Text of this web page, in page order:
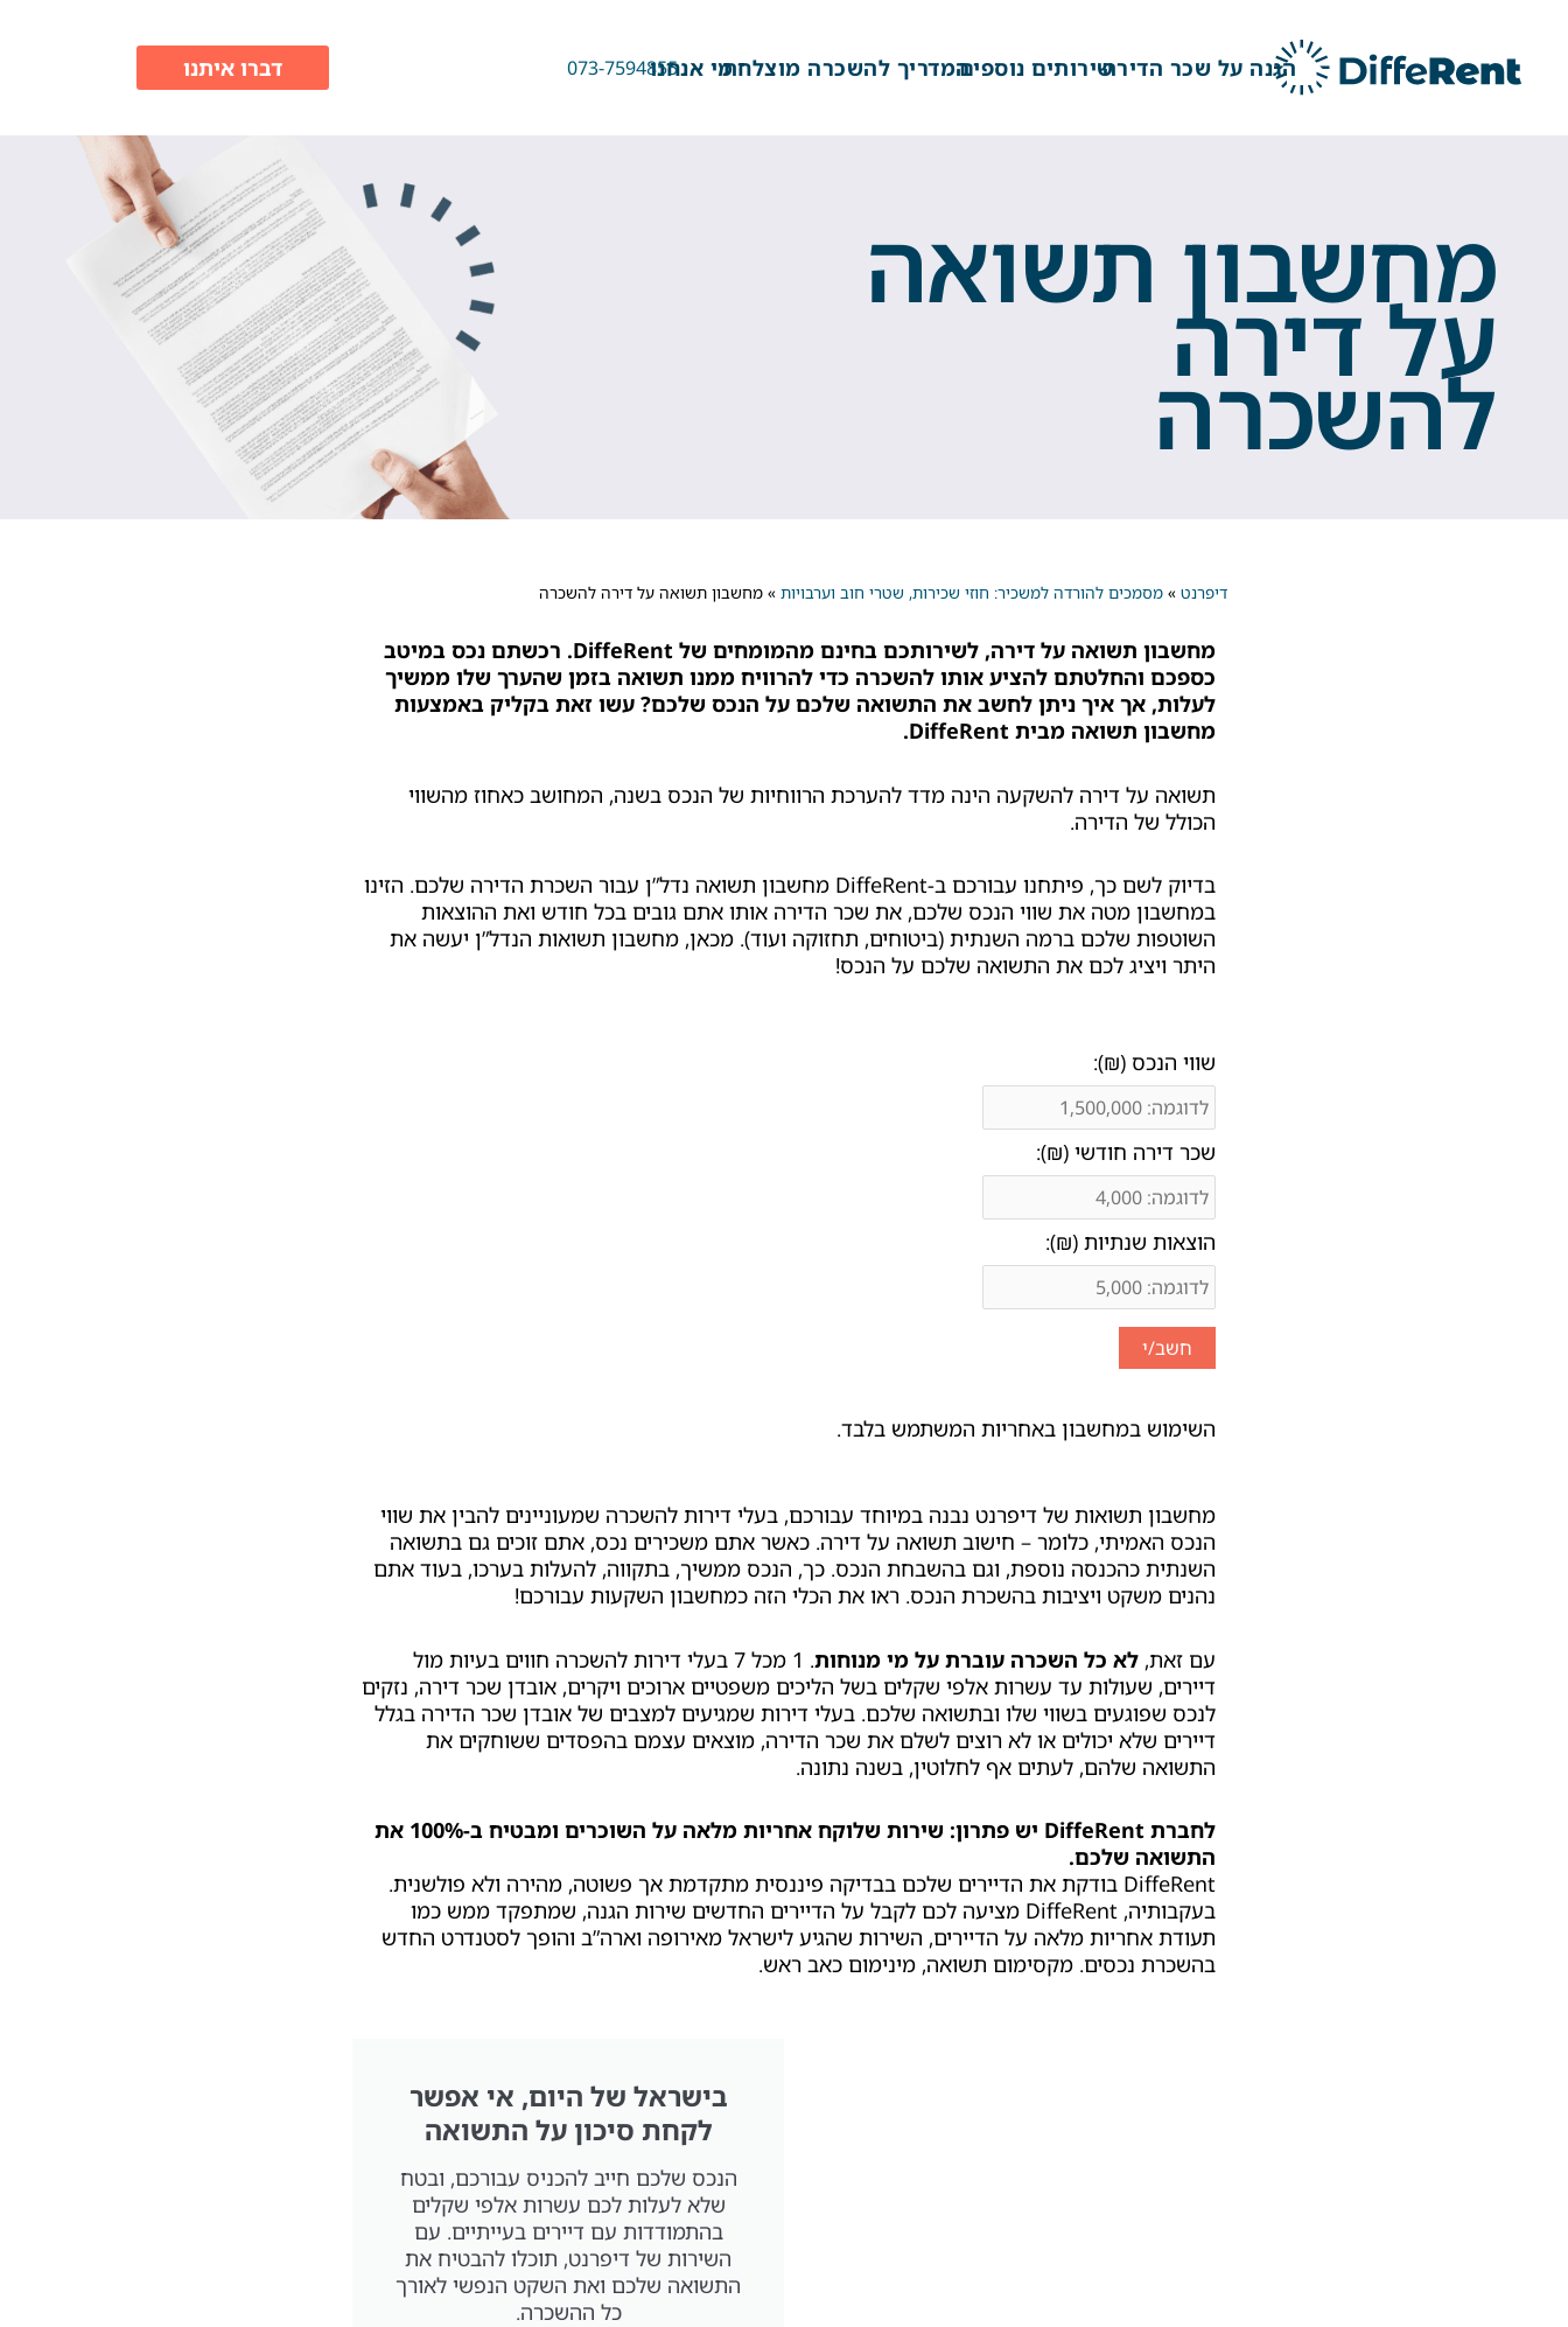
הגנה על שכר הדירהשירותים נוספיםהמדריך להשכרה מוצלחתמי אנחנו073-7594855 דברו איתנו
מחשבון תשואה
על דירה
להשכרה
דיפרנט »מסמכים להורדה למשכיר: חוזי שכירות, שטרי חוב וערבויות »מחשבון תשואה על דירה להשכרה
מחשבון תשואה על דירה, לשירותכם בחינם מהמומחים של DiffeRent. רכשתם נכס במיטב
כספכם והחלטתם להציע אותו להשכרה כדי להרוויח ממנו תשואה בזמן שהערך שלו ממשיך
לעלות, אך איך ניתן לחשב את התשואה שלכם על הנכס שלכם? עשו זאת בקליק באמצעות
מחשבון תשואה מבית DiffeRent.
תשואה על דירה להשקעה הינה מדד להערכת הרווחיות של הנכס בשנה, המחושב כאחוז מהשווי
הכולל של הדירה.
בדיוק לשם כך, פיתחנו עבורכם ב-DiffeRent מחשבון תשואה נדל”ן עבור השכרת הדירה שלכם. הזינו
במחשבון מטה את שווי הנכס שלכם, את שכר הדירה אותו אתם גובים בכל חודש ואת ההוצאות
השוטפות שלכם ברמה השנתית (ביטוחים, תחזוקה ועוד). מכאן, מחשבון תשואות הנדל”ן יעשה את
היתר ויציג לכם את התשואה שלכם על הנכס!
שווי הנכס (₪):
שכר דירה חודשי (₪):
הוצאות שנתיות (₪):
השימוש במחשבון באחריות המשתמש בלבד.
מחשבון תשואות של דיפרנט נבנה במיוחד עבורכם, בעלי דירות להשכרה שמעוניינים להבין את שווי
הנכס האמיתי, כלומר – חישוב תשואה על דירה. כאשר אתם משכירים נכס, אתם זוכים גם בתשואה
השנתית כהכנסה נוספת, וגם בהשבחת הנכס. כך, הנכס ממשיך, בתקווה, להעלות בערכו, בעוד אתם
נהנים משקט ויציבות בהשכרת הנכס. ראו את הכלי הזה כמחשבון השקעות עבורכם!
עם זאת,לא כל השכרה עוברת על מי מנוחות
. 1 מכל 7 בעלי דירות להשכרה חווים בעיות מול
דיירים, שעולות עד עשרות אלפי שקלים בשל הליכים משפטיים ארוכים ויקרים, אובדן שכר דירה, נזקים
לנכס שפוגעים בשווי שלו ובתשואה שלכם. בעלי דירות שמגיעים למצבים של אובדן שכר הדירה בגלל
דיירים שלא יכולים או לא רוצים לשלם את שכר הדירה, מוצאים עצמם בהפסדים ששוחקים את
התשואה שלהם, לעתים אף לחלוטין, בשנה נתונה.
לחברת DiffeRent יש פתרון: שירות שלוקח אחריות מלאה על השוכרים ומבטיח ב-100% את
התשואה שלכם.
DiffeRent בודקת את הדיירים שלכם בבדיקה פיננסית מתקדמת אך פשוטה, מהירה ולא פולשנית.
בעקבותיה, DiffeRent מציעה לכם לקבל על הדיירים החדשים שירות הגנה, שמתפקד ממש כמו
תעודת אחריות מלאה על הדיירים, השירות שהגיע לישראל מאירופה וארה”ב והופך לסטנדרט החדש
בהשכרת נכסים. מקסימום תשואה, מינימום כאב ראש.
בישראל של היום, אי אפשר
לקחת סיכון על התשואה
הנכס שלכם חייב להכניס עבורכם, ובטח
שלא לעלות לכם עשרות אלפי שקלים
בהתמודדות עם דיירים בעייתיים. עם
השירות של דיפרנט, תוכלו להבטיח את
התשואה שלכם ואת השקט הנפשי לאורך
כל ההשכרה.